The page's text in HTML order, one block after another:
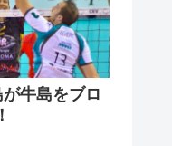
牛島をブロ